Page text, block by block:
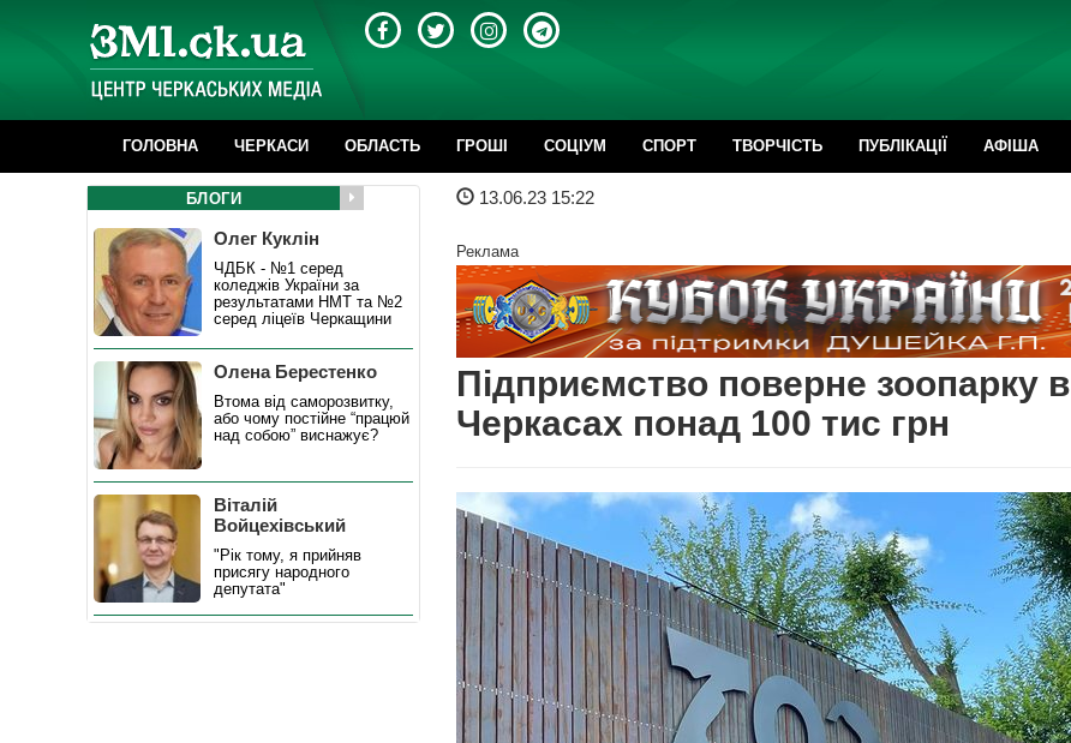
ГОЛОВНА ЧЕРКАСИ ОБЛАСТЬ ГРОШІ CОЦІУМ СПОРТ ТВОРЧІСТЬ ПУБЛІКАЦІЇ АФІША
13.06.23 15:22
Реклама
Підприємство поверне зоопарку в
Черкасах понад 100 тис грн
БЛОГИ
Олег Куклін
ЧДБК - №1 серед
коледжів України за
результатами НМТ та №2
серед ліцеїв Черкащини
Олена Берестенко
Втома від саморозвитку,
або чому постійне “працюй
над собою” виснажує?
Віталій
Войцехівський
"Рік тому, я прийняв
присягу народного
депутата"